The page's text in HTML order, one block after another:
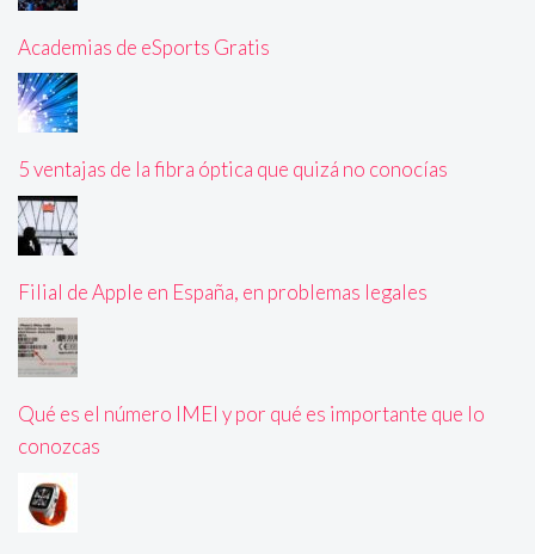
Academias de eSports Gratis
5 ventajas de la fibra óptica que quizá no conocías
Filial de Apple en España, en problemas legales
Qué es el número IMEI y por qué es importante que lo
conozcas